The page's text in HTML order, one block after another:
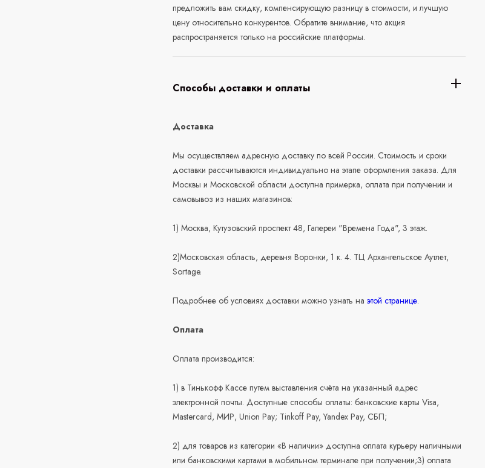
предложить вам скидку, компенсирующую разницу в стоимости, и лучшую
цену относительно конкурентов. Обратите внимание, что акция
распространяется только на российские платформы.
Способы доставки и оплаты
Доставка
Мы осуществляем адресную доставку по всей России. Стоимость и сроки
доставки рассчитываются индивидуально на этапе оформления заказа. Для
Москвы и Московской области доступна примерка, оплата при получении и
самовывоз из наших магазинов:
1) Москва, Кутузовский проспект 48, Галереи "Времена Года", 3 этаж.
2)Московская область, деревня Воронки, 1 к. 4. ТЦ Архангельское Аутлет,
Sortage.
Подробнее об условиях доставки можно узнать наэтой странице.
Оплата
Оплата производится:
1) в Тинькофф Кассе путем выставления счёта на указанный адрес
электронной почты. Доступные способы оплаты: банковские карты Visa,
Mastercard, МИР, Union Pay; Tinkoff Pay, Yandex Pay, СБП;
2) для товаров из категории «В наличии» доступна оплата курьеру наличными
или банковскими картами в мобильном терминале при получении;3) оплата